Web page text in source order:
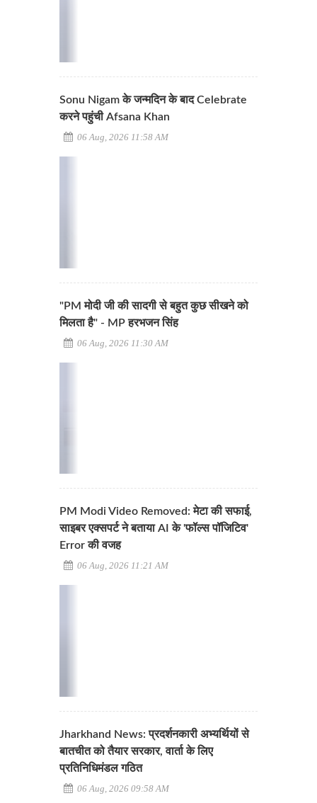
Sonu Nigam के जन्मदिन के बाद Celebrate
करने पहुंची Afsana Khan
06 Aug, 2026 11:58 AM
"PM मोदी जी की सादगी से बहुत कुछ सीखने को
मिलता है" - MP हरभजन सिंह
06 Aug, 2026 11:30 AM
PM Modi Video Removed: मेटा की सफाई,
साइबर एक्सपर्ट ने बताया AI के 'फॉल्स पॉजिटिव'
Error की वजह
06 Aug, 2026 11:21 AM
Jharkhand News: प्रदर्शनकारी अभ्यर्थियों से
बातचीत को तैयार सरकार, वार्ता के लिए
प्रतिनिधिमंडल गठित
06 Aug, 2026 09:58 AM